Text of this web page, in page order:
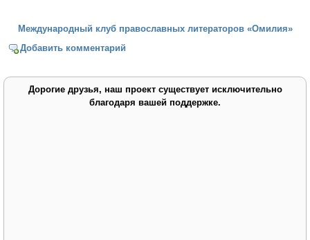
Международный клуб православных литераторов «Омилия»
Добавить комментарий
Дорогие друзья, наш проект существует исключительно
благодаря вашей поддержке.